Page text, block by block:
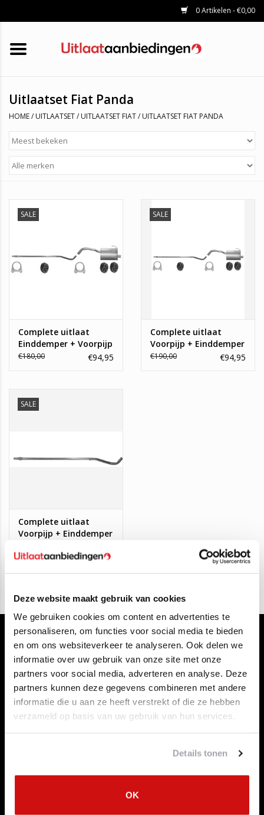
Deze website maakt gebruik van cookies
We gebruiken cookies om content en advertenties te
personaliseren, om functies voor social media te bieden
en om ons websiteverkeer te analyseren. Ook delen we
informatie over uw gebruik van onze site met onze
partners voor social media, adverteren en analyse. Deze
partners kunnen deze gegevens combineren met andere
informatie die u aan ze heeft verstrekt of die ze hebben
verzameld op basis van uw gebruik van hun services.
Details tonen
OK
0 Artikelen - €0,00
HOME
KATALYSATOREN
UNIVERSELE UITLAATDELEN
Uitlaatset Fiat Panda
HOME/ UITLAATSET/ UITLAATSET FIAT/ UITLAATSET FIAT PANDA
SALE
Complete uitlaat
Einddemper + Voorpijp
Fiat Panda Fire
€180,00 €94,95
SALE
Complete uitlaat
Voorpijp + Einddemper
Fiat Panda Classic,
€190,00 €94,95
SALE
Complete uitlaat
Voorpijp + Einddemper
EasyPower
Klantenservice
Contact opnemen
Over ons
Herroepingsrecht